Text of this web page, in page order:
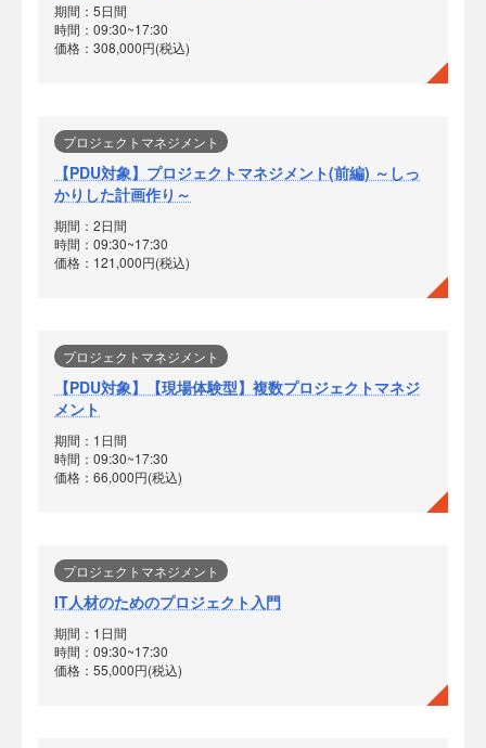
期間：5日間
時間：09:30~17:30
価格：308,000円(税込)
プロジェクトマネジメント
【PDU対象】プロジェクトマネジメント(前編) ～しっ
かりした計画作り～
期間：2日間
時間：09:30~17:30
価格：121,000円(税込)
プロジェクトマネジメント
【PDU対象】【現場体験型】複数プロジェクトマネジ
メント
期間：1日間
時間：09:30~17:30
価格：66,000円(税込)
プロジェクトマネジメント
IT人材のためのプロジェクト入門
期間：1日間
時間：09:30~17:30
価格：55,000円(税込)